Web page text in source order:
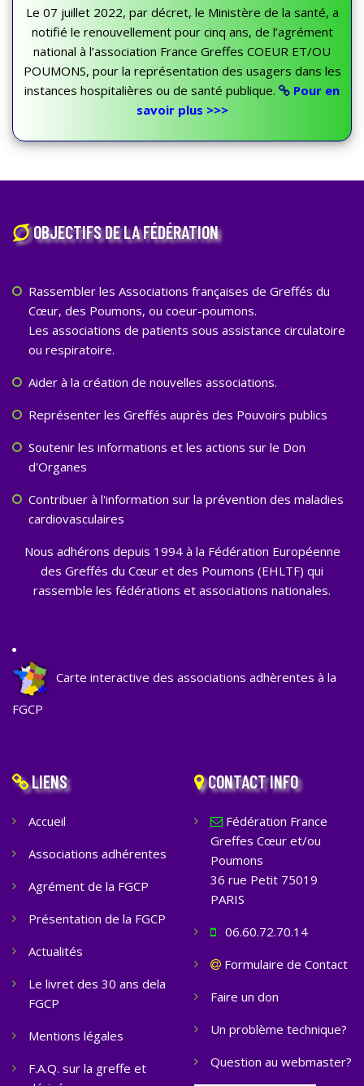
Le 07 juillet 2022, par décret, le Ministère de la santé, a
notifié le renouvellement pour cinq ans, de l’agrément
national à l’association France Greffes COEUR ET/OU
POUMONS, pour la représentation des usagers dans les
instances hospitalières ou de santé publique.
Pour en
savoir plus >>>
OBJECTIFS DE LA FÉDÉRATION
Rassembler les Associations françaises de Greffés du
Cœur, des Poumons, ou coeur-poumons.
Les associations de patients sous assistance circulatoire
ou respiratoire.
Aider à la création de nouvelles associations.
Représenter les Greffés auprès des Pouvoirs publics
Soutenir les informations et les actions sur le Don
d'Organes
Contribuer à l'information sur la prévention des maladies
cardiovasculaires
Nous adhérons depuis 1994 à la Fédération Européenne
des Greffés du Cœur et des Poumons (EHLTF) qui
rassemble les fédérations et associations nationales.
Carte interactive des associations adhèrentes à la
FGCP
LIENS
Accueil
Associations adhérentes
Agrément de la FGCP
Présentation de la FGCP
Actualités
Le livret des 30 ans dela
FGCP
Mentions légales
F.A.Q. sur la greffe et
CONTACT INFO
Fédération France
Greffes Cœur et/ou
Poumons
36 rue Petit 75019
PARIS
06.60.72.70.14
Formulaire de Contact
Faire un don
Un problème technique?
Question au webmaster?